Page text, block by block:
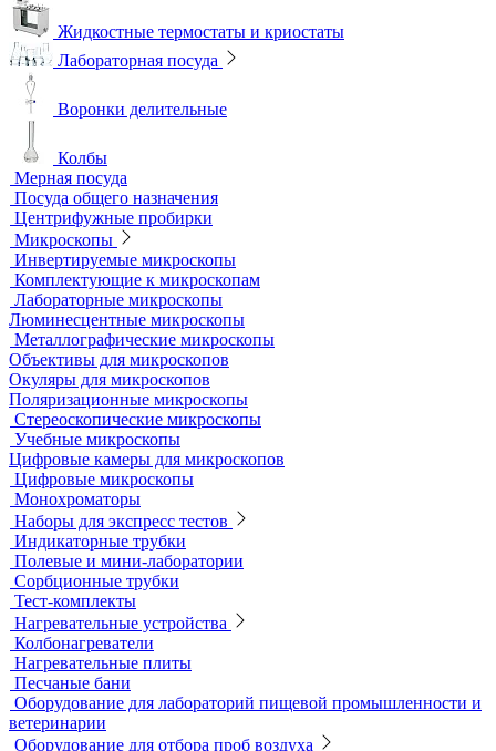
Системы отчистки воды
Гомогенизаторы
Диспергаторы
Дробильно-мельничное оборудование
Грохоты и рассевы
Лабораторные сита
Мельницы лабораторные
Оборудование для дробления и измельчения
Жидкостные термостаты и криостаты
Лабораторная посуда
Воронки делительные
Колбы
Мерная посуда
Посуда общего назначения
Центрифужные пробирки
Микроскопы
Инвертируемые микроскопы
Комплектующие к микроскопам
Лабораторные микроскопы
Люминесцентные микроскопы
Металлографические микроскопы
Объективы для микроскопов
Окуляры для микроскопов
Поляризационные микроскопы
Стереоскопические микроскопы
Учебные микроскопы
Цифровые камеры для микроскопов
Цифровые микроскопы